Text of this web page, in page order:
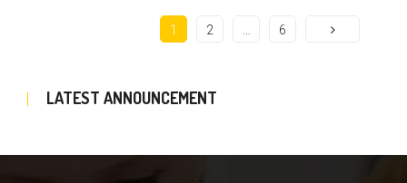
1 2 6
LATEST ANNOUNCEMENT